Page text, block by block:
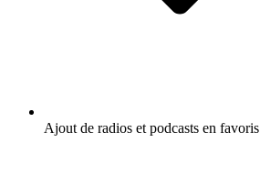
Ajout de radios et podcasts en favoris